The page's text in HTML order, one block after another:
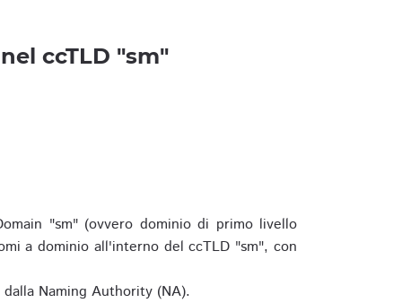
ccTLD "sm"
"sm" (ovvero dominio di primo livello
a dominio all'interno del ccTLD "sm", con
Naming Authority (NA).